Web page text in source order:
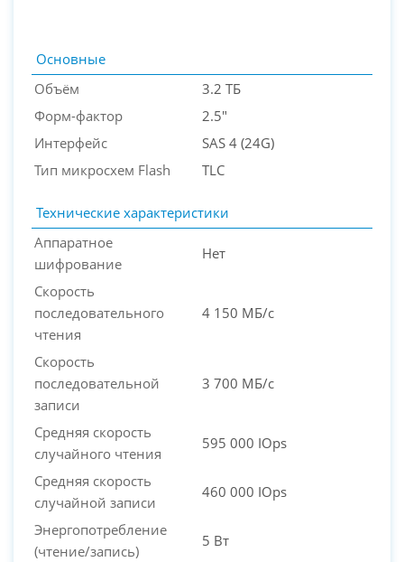
Основные
Объём
3.2 ТБ
Форм-фактор
2.5"
Интерфейс
SAS 4 (24G)
Тип микросхем Flash
TLC
Технические характеристики
Аппаратное
шифрование
Нет
Скорость
последовательного
чтения
4 150 МБ/с
Скорость
последовательной
записи
3 700 МБ/с
Средняя скорость
случайного чтения
595 000 IOps
Средняя скорость
случайной записи
460 000 IOps
Энергопотребление
(чтение/запись)
5 Вт